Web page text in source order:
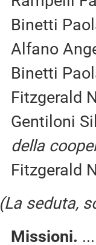
Binetti
Alfano
Binetti
Fitzgerald
Gentiloni
della
Fitzgerald
(La seduta,
Missioni.